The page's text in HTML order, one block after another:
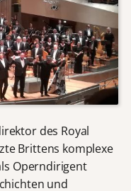
des Royal
Brittens komplexe
Operndirigent
und